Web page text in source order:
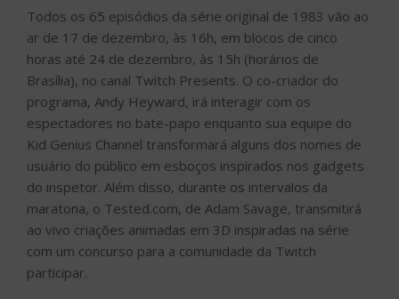
Todos os 65 episódios da série original de 1983 vão ao
ar de 17 de dezembro, às 16h, em blocos de cinco
horas até 24 de dezembro, às 15h (horários de
Brasília), no canal Twitch Presents. O co-criador do
programa, Andy Heyward, irá interagir com os
espectadores no bate-papo enquanto sua equipe do
Kid Genius Channel transformará alguns dos nomes de
usuário do público em esboços inspirados nos gadgets
do inspetor. Além disso, durante os intervalos da
maratona, o Tested.com, de Adam Savage, transmitirá
ao vivo criações animadas em 3D inspiradas na série
com um concurso para a comunidade da Twitch
participar.